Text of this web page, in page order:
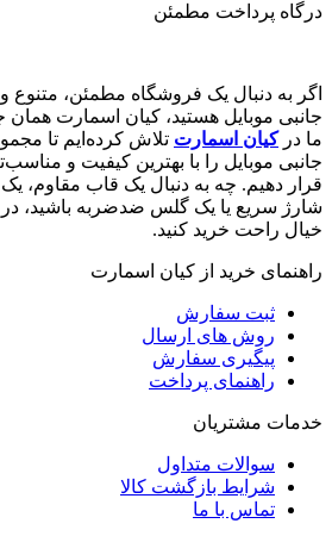
درگاه پرداخت مطمئن
اگر به دنبال یک فروشگاه مطمئن، متنوع
جانبی موبایل هستید، کیان اسمارت همان
ما درکیان اسمارت تلاش کرده‌ایم تا
جانبی موبایل را با بهترین کیفیت و
قرار دهیم. چه به دنبال یک قاب مقاوم،
شارژ سریع یا یک گلس ضدضربه باشید، در
خیال راحت خرید کنید.
راهنمای خرید از کیان اسمارت
ثبت سفارش
روش‌ های ارسال
پیگیری سفارش
راهنمای پرداخت
خدمات مشتریان
سوالات متداول
شرایط بازگشت کالا
تماس با ما